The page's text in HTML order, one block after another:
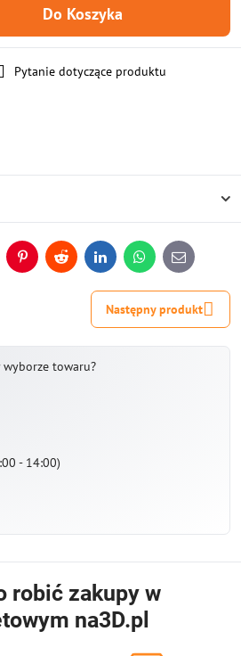
Do Koszyka
Pytanie dotyczące produktu
PinterestReddit LinkedInWhatsApp
E-
mail
Następny produkt
wyborze towaru?
- 14:00)
robić zakupy w
na3D.pl